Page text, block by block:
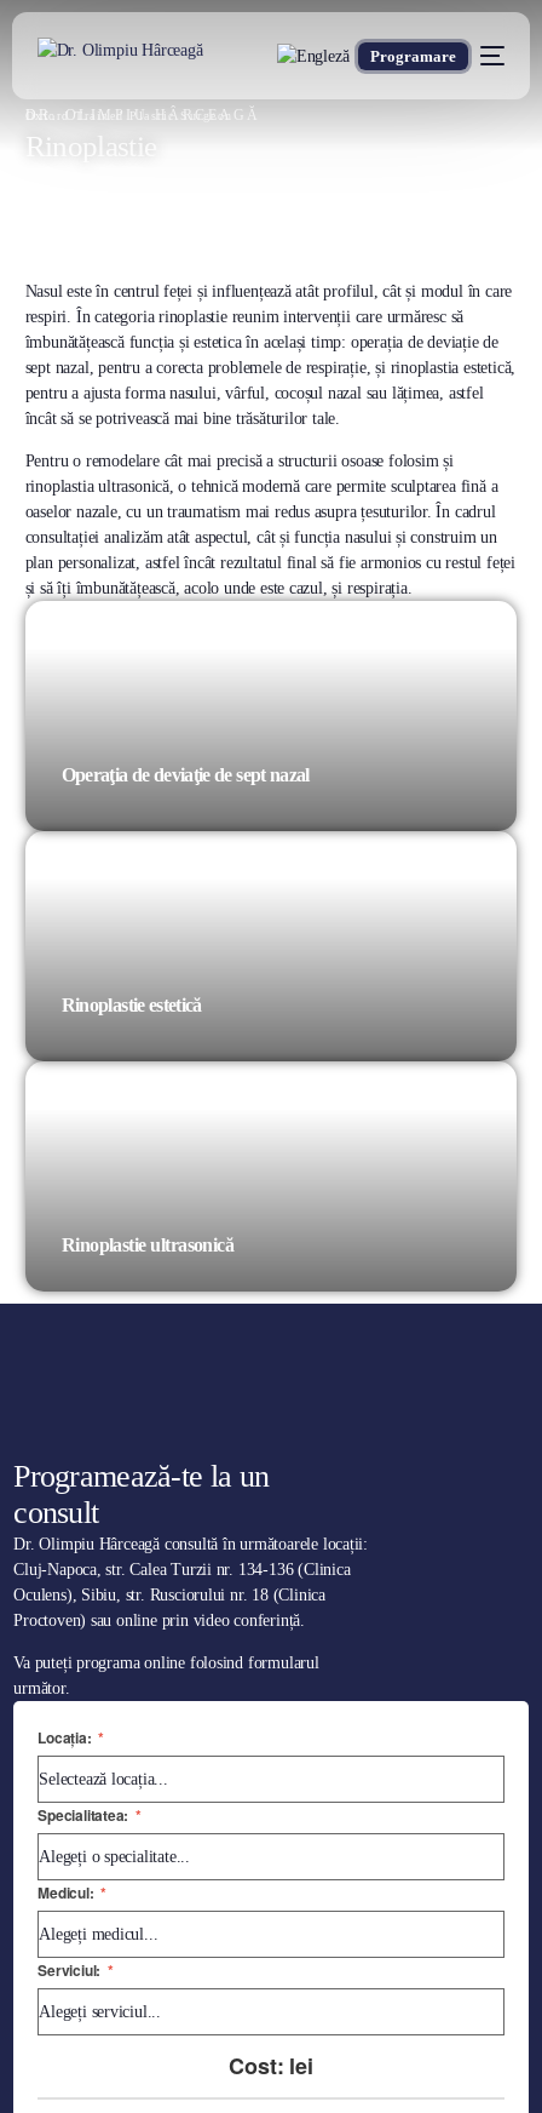
Programare
DR. OLIMPIU HÂRCEAGĂ
Oxford Trained Plastic Surgeon
Rinoplastie
Nasul este în centrul feței și influențează atât profilul, cât și modul în care
respiri. În categoria rinoplastie reunim intervenții care urmăresc să
îmbunătățească funcția și estetica în același timp: operația de deviație de
sept nazal, pentru a corecta problemele de respirație, și rinoplastia estetică,
pentru a ajusta forma nasului, vârful, cocoșul nazal sau lățimea, astfel
încât să se potrivească mai bine trăsăturilor tale.
Pentru o remodelare cât mai precisă a structurii osoase folosim și
rinoplastia ultrasonică, o tehnică modernă care permite sculptarea fină a
oaselor nazale, cu un traumatism mai redus asupra țesuturilor. În cadrul
consultației analizăm atât aspectul, cât și funcția nasului și construim un
plan personalizat, astfel încât rezultatul final să fie armonios cu restul feței
și să îți îmbunătățească, acolo unde este cazul, și respirația.
Operaţia de deviaţie de sept nazal
Rinoplastie estetică
Rinoplastie ultrasonică
Programează-te la un
consult
Dr. Olimpiu Hârceagă consultă în următoarele locații:
Cluj-Napoca, str. Calea Turzii nr. 134-136 (Clinica
Oculens), Sibiu, str. Rusciorului nr. 18 (Clinica
Proctoven) sau online prin video conferință.
Va puteți programa online folosind formularul
următor.
Locația: *
Specialitatea: *
Medicul: *
Serviciul: *
Cost: lei